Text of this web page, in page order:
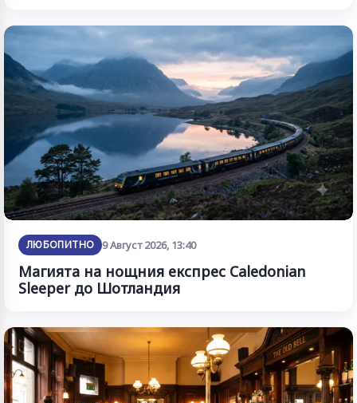
ЛЮБОПИТНО 9 Август 2026, 13:40
Магията на нощния експрес Caledonian
Sleeper до Шотландия